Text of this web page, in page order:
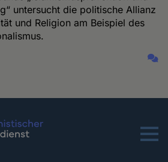
untersucht die politische Allianz
und Religion am Beispiel des
Menu